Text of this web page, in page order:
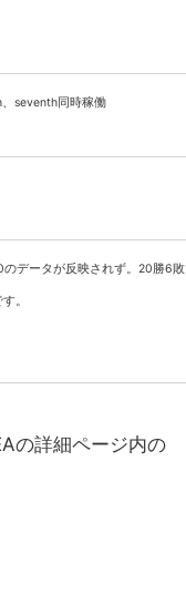
seventh同時稼働
データが反映されず。20勝6
。
の詳細ページ内の